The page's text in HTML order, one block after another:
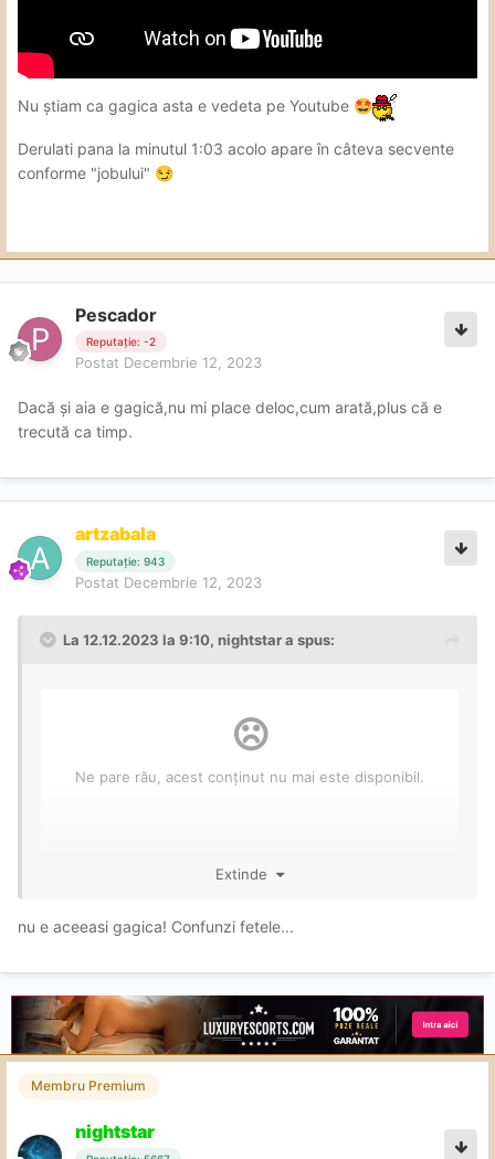
Nu știam ca gagica asta e vedeta pe Youtube 🤩
Derulati pana la minutul 1:03 acolo apare în câteva secvente
conforme "jobului" 😏
Pescador
Reputație: -2
Postat Decembrie 12, 2023
Dacă și aia e gagică,nu mi place deloc,cum arată,plus că e
trecută ca timp.
artzabala
Reputație: 943
Postat Decembrie 12, 2023
La 12.12.2023 la 9:10, nightstara spus:
Extinde
nu e aceeasi gagica! Confunzi fetele...
Membru Premium
nightstar